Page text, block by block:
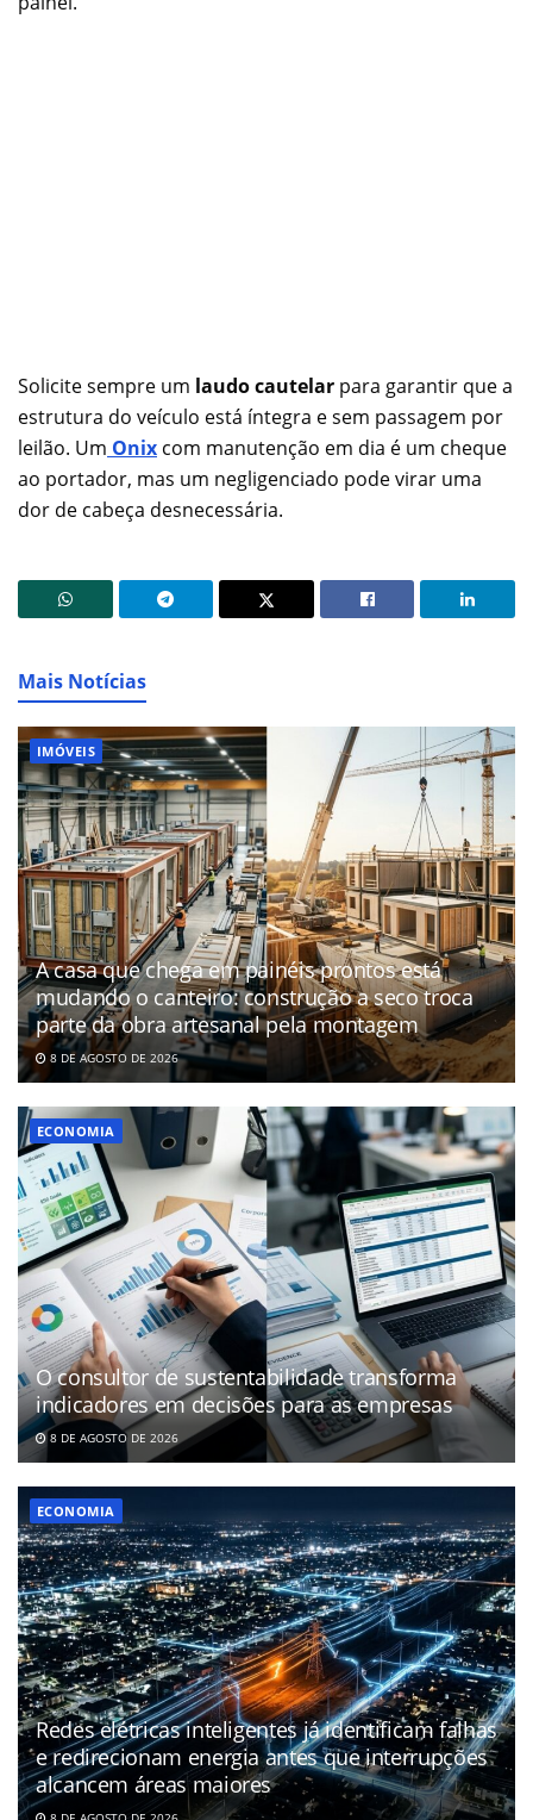
Solicite sempre um laudo cautelar para garantir que a
estrutura do veículo está íntegra e sem passagem por
leilão. Um Onix com manutenção em dia é um cheque
ao portador, mas um negligenciado pode virar uma
dor de cabeça desnecessária.
Mais Notícias
IMÓVEIS
A casa que chega em painéis prontos está
mudando o canteiro: construção a seco troca
parte da obra artesanal pela montagem
8 DE AGOSTO DE 2026
ECONOMIA
O consultor de sustentabilidade transforma
indicadores em decisões para as empresas
8 DE AGOSTO DE 2026
ECONOMIA
Redes elétricas inteligentes já identificam falhas
e redirecionam energia antes que interrupções
alcancem áreas maiores